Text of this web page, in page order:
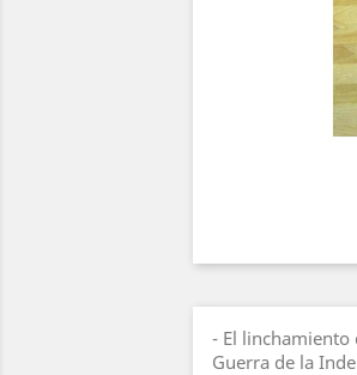
- El linchamiento
Guerra de la